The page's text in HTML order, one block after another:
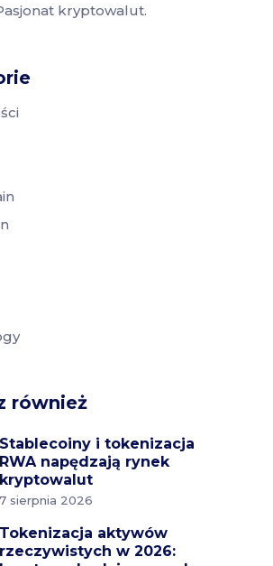
kryptowalut.
również
Stablecoiny i tokenizacja
RWA napędzają rynek
kryptowalut
7 sierpnia 2026
Tokenizacja aktywów
rzeczywistych w 2026: